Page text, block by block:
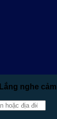
Lắng nghe